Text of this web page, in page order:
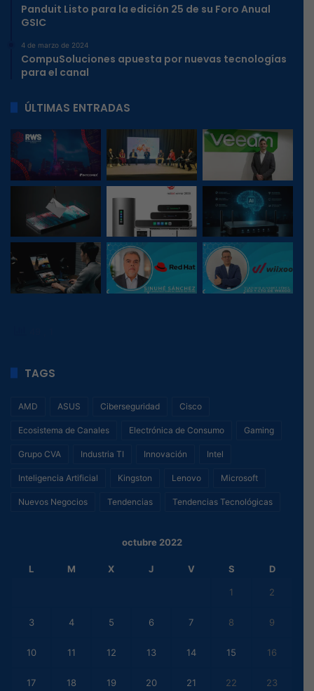
Panduit Listo para la edición 25 de su Foro Anual
GSIC
4 de marzo de 2024
CompuSoluciones apuesta por nuevas tecnologías
para el canal
ÚLTIMAS ENTRADAS
TAGS
AMD ASUS Ciberseguridad Cisco
Ecosistema de Canales Electrónica de Consumo Gaming
Grupo CVA Industria TI Innovación Intel
Inteligencia Artificial Kingston Lenovo Microsoft
Nuevos Negocios Tendencias Tendencias Tecnológicas
octubre 2022
L M X J V S D
1 2
3 4 5 6 7 8 9
10 11 12 13 14 15 16
17 18 19 20 21 22 23